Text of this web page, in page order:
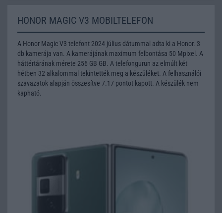
HONOR MAGIC V3 MOBILTELEFON
A Honor Magic V3 telefont 2024 július dátummal adta ki a Honor. 3
db kamerája van. A kamerájának maximum felbontása 50 Mpixel. A
háttértárának mérete 256 GB GB. A telefongurun az elmúlt két
hétben 32 alkalommal tekintették meg a készüléket. A felhasználói
szavazatok alapján összesítve 7.17 pontot kapott. A készülék nem
kapható.